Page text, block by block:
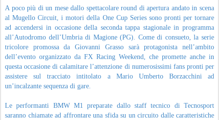
A poco più di un mese dallo spettacolare round di apertura andato in scena
al Mugello Circuit, i motori della One Cup Series sono pronti per tornare
ad accendersi in occasione della seconda tappa stagionale in programma
all’Autodromo dell’Umbria di Magione (PG). Come di consueto, la serie
tricolore promossa da Giovanni Grasso sarà protagonista nell’ambito
dell’evento organizzato da FX Racing Weekend, che promette anche in
questa occasione di calamitare l’attenzione di numerosissimi fans pronti per
assistere sul tracciato intitolato a Mario Umberto Borzacchini ad
un’incalzante sequenza di gare.
Le performanti BMW M1 preparate dallo staff tecnico di Tecnosport
saranno chiamate ad affrontare una sfida su un circuito dalle caratteristiche